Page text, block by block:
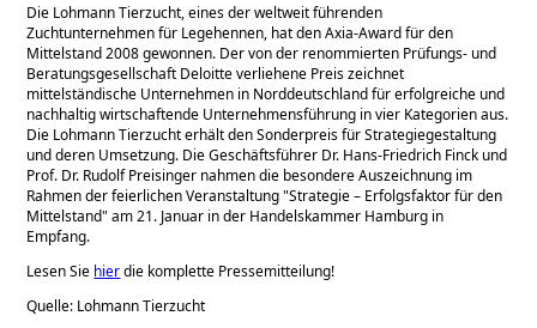
Die Lohmann Tierzucht, eines der weltweit führenden
Zuchtunternehmen für Legehennen, hat den Axia-Award für den
Mittelstand 2008 gewonnen. Der von der renommierten Prüfungs- und
Beratungsgesellschaft Deloitte verliehene Preis zeichnet
mittelständische Unternehmen in Norddeutschland für erfolgreiche und
nachhaltig wirtschaftende Unternehmensführung in vier Kategorien aus.
Die Lohmann Tierzucht erhält den Sonderpreis für Strategiegestaltung
und deren Umsetzung. Die Geschäftsführer Dr. Hans-Friedrich Finck und
Prof. Dr. Rudolf Preisinger nahmen die besondere Auszeichnung im
Rahmen der feierlichen Veranstaltung Strategie – Erfolgsfaktor für den
Mittelstand am 21. Januar in der Handelskammer Hamburg in
Empfang.
Lesen Sie hierdie komplette Pressemitteilung!
Quelle: Lohmann Tierzucht